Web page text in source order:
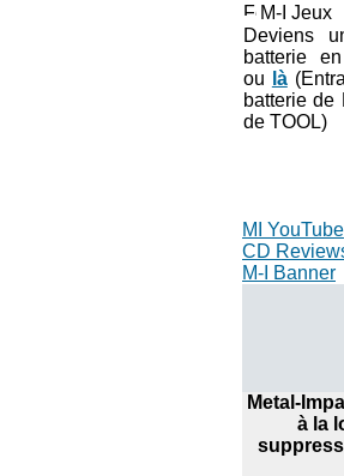
M-I Jeux
Deviens
batterie
ou
là
batterie de
de TOOL)
MI YouTube
CD
M-I Banner
Metal-
à la